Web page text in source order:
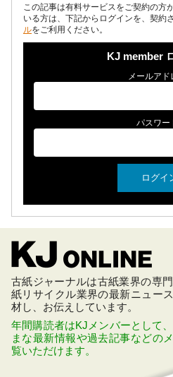
この記事は有料サービスをご契約の方
いる方は、下記からログインを、契約
ルをご利用ください。
KJ member
メールアド
パスワー
古紙ジャーナルは古紙業界の専
紙リサイクル業界の最新ニュー
材し、お伝えしています。
年間購読者はKJメンバーとして
まな最新情報や過去記事などの
覧いただけます。